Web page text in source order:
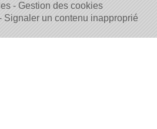
Gestion des cookies
Signaler un contenu inapproprié